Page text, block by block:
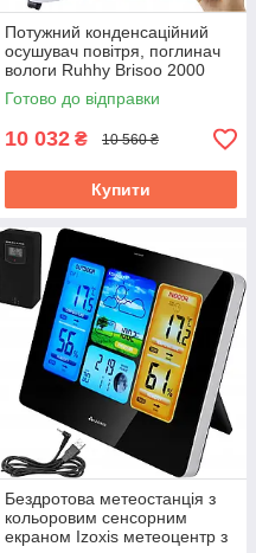
Потужний конденсаційний
осушувач повітря, поглинач
вологи Ruhhy Brisoo 2000
Smart WiFi 330 Вт Об'єм 4.3 л
20 л/день (26801)
Готово до відправки
10 032 ₴ 10 560 ₴
Купити
Бездротова метеостанція з
кольоровим сенсорним
екраном Izoxis метеоцентр з